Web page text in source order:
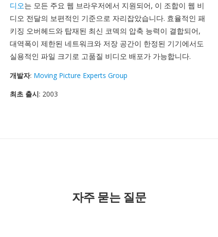
디오는 모든 주요 웹 브라우저에서 지원되어, 이 조합이 웹 비
디오 전달의 보편적인 기준으로 자리잡았습니다. 효율적인 패
키징 오버헤드와 탑재된 최신 코덱의 압축 능력이 결합되어,
대역폭이 제한된 네트워크와 저장 공간이 한정된 기기에서도
실용적인 파일 크기로 고품질 비디오 배포가 가능합니다.
개발자: Moving Picture Experts Group
최초 출시: 2003
자주 묻는 질문